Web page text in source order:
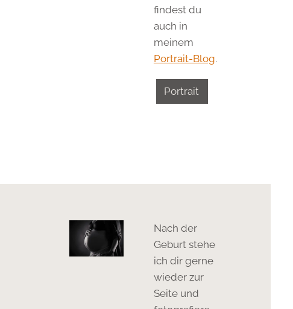
findest du
auch in
meinem
Portrait-Blog.
Portrait
Nach der
Geburt stehe
ich dir gerne
wieder zur
Seite und